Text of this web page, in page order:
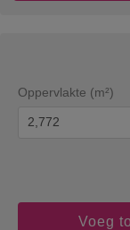
Oppervlakte (m²)
Voeg